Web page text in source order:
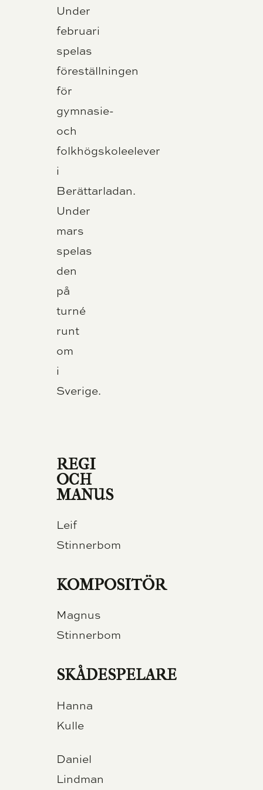
Under
februari
spelas
föreställningen
för
gymnasie-
och
folkhögskoleelever
i
Berättarladan.
Under
mars
spelas
den
på
turné
runt
om
i
Sverige.
REGI
OCH
MANUS
Leif
Stinnerbom
KOMPOSITÖR
Magnus
Stinnerbom
SKÅDESPELARE
Hanna
Kulle
Daniel
Lindman